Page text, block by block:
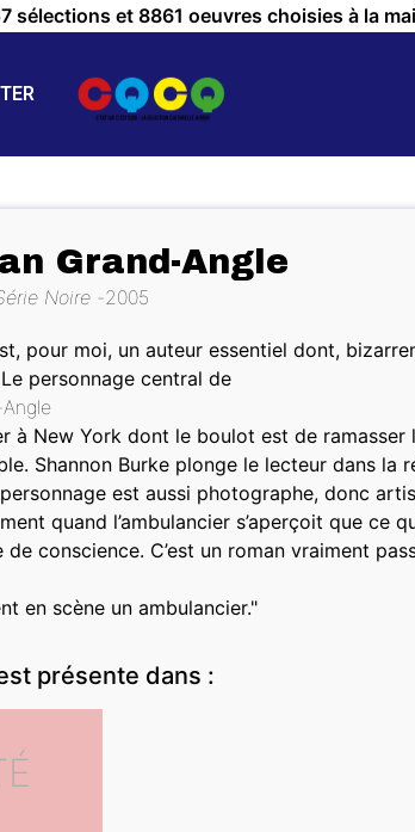
sélections et 8861 oeuvres choisies à la
Grand-Angle
Noire 2005
pour moi, un auteur essentiel dont,
personnage central de
à New York dont le boulot est de
Shannon Burke plonge le lecteur dans la
est aussi photographe, donc
quand l’ambulancier s’aperçoit que ce
conscience. C’est un roman vraiment
en scène un ambulancier."
présente dans :